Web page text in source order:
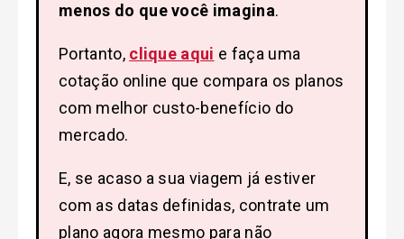
menos do que você imagina.
Portanto, clique aqui e faça uma
cotação online que compara os planos
com melhor custo-benefício do
mercado.
E, se acaso a sua viagem já estiver
com as datas definidas, contrate um
plano agora mesmo para não